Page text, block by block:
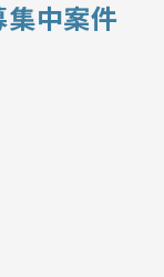
集中案件